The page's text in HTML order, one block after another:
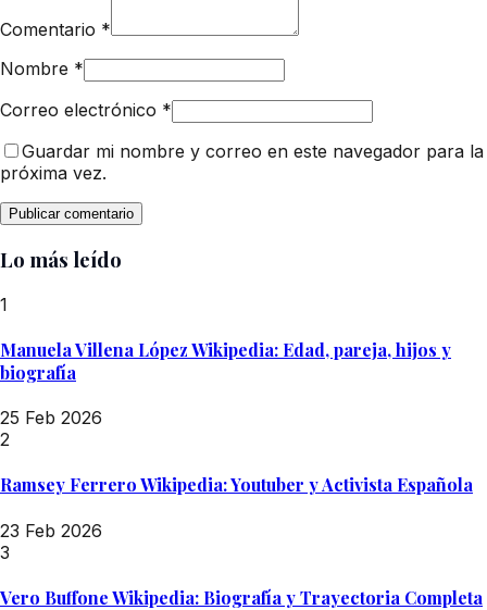
Comentario *
Nombre *
Correo electrónico *
Guardar mi nombre y correo en este navegador para la
próxima vez.
Lo más leído
1
Manuela Villena López Wikipedia: Edad, pareja, hijos y
biografía
25 Feb 2026
2
Ramsey Ferrero Wikipedia: Youtuber y Activista Española
23 Feb 2026
3
Vero Buffone Wikipedia: Biografía y Trayectoria Completa